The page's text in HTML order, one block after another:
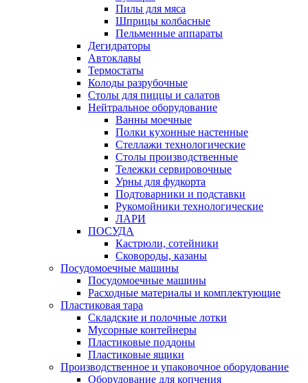
Пилы для мяса
Шприцы колбасные
Пельменные аппараты
Дегидраторы
Автоклавы
Термостаты
Колоды разрубочные
Столы для пиццы и салатов
Нейтральное оборудование
Ванны моечные
Полки кухонные настенные
Стеллажи технологические
Столы производственные
Тележки сервировочные
Урны для фудкорта
Подтоварники и подставки
Рукомойники технологические
ЛАРИ
ПОСУДА
Кастрюли, сотейники
Сковороды, казаны
Посудомоечные машины
Посудомоечные машины
Расходные материалы и комплектующие
Пластиковая тара
Складские и полочные лотки
Мусорные контейнеры
Пластиковые поддоны
Пластиковые ящики
Производственное и упаковочное оборудование
Оборудование для копчения